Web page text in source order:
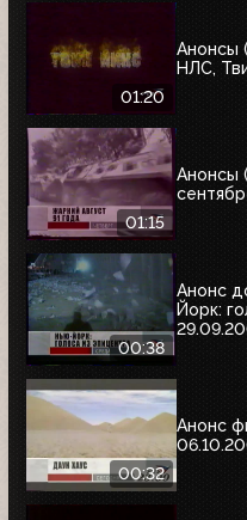
01:20
Анонсы
НЛС,
01:15
Анонсы
00:38
Анонс
Йорк:
00:32
Анонс